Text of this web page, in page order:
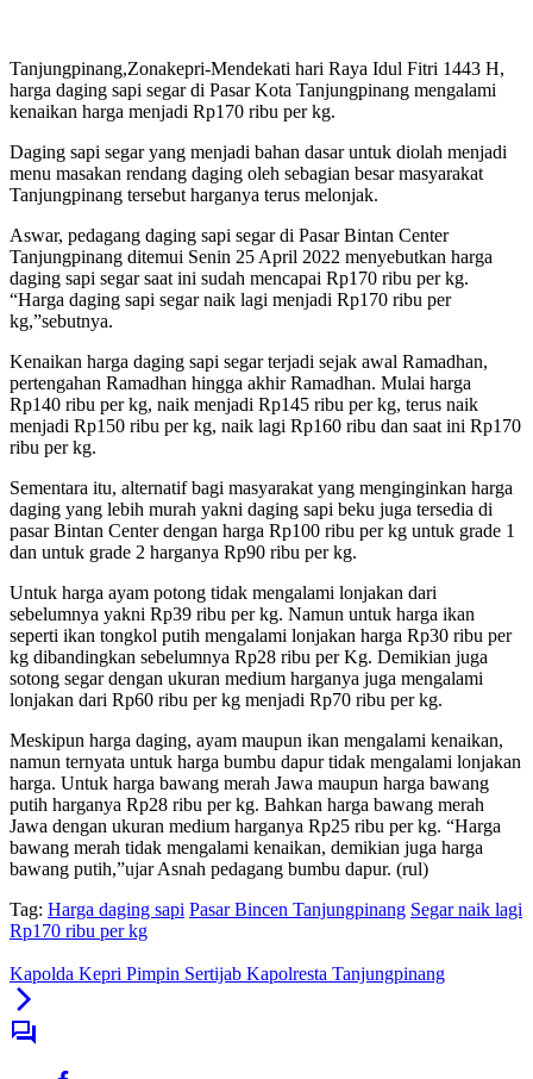
Tanjungpinang,Zonakepri-Mendekati hari Raya Idul Fitri 1443 H,
harga daging sapi segar di Pasar Kota Tanjungpinang mengalami
kenaikan harga menjadi Rp170 ribu per kg.
Daging sapi segar yang menjadi bahan dasar untuk diolah menjadi
menu masakan rendang daging oleh sebagian besar masyarakat
Tanjungpinang tersebut harganya terus melonjak.
Aswar, pedagang daging sapi segar di Pasar Bintan Center
Tanjungpinang ditemui Senin 25 April 2022 menyebutkan harga
daging sapi segar saat ini sudah mencapai Rp170 ribu per kg.
“Harga daging sapi segar naik lagi menjadi Rp170 ribu per
kg,”sebutnya.
Kenaikan harga daging sapi segar terjadi sejak awal Ramadhan,
pertengahan Ramadhan hingga akhir Ramadhan. Mulai harga
Rp140 ribu per kg, naik menjadi Rp145 ribu per kg, terus naik
menjadi Rp150 ribu per kg, naik lagi Rp160 ribu dan saat ini Rp170
ribu per kg.
Sementara itu, alternatif bagi masyarakat yang menginginkan harga
daging yang lebih murah yakni daging sapi beku juga tersedia di
pasar Bintan Center dengan harga Rp100 ribu per kg untuk grade 1
dan untuk grade 2 harganya Rp90 ribu per kg.
Untuk harga ayam potong tidak mengalami lonjakan dari
sebelumnya yakni Rp39 ribu per kg. Namun untuk harga ikan
seperti ikan tongkol putih mengalami lonjakan harga Rp30 ribu per
kg dibandingkan sebelumnya Rp28 ribu per Kg. Demikian juga
sotong segar dengan ukuran medium harganya juga mengalami
lonjakan dari Rp60 ribu per kg menjadi Rp70 ribu per kg.
Meskipun harga daging, ayam maupun ikan mengalami kenaikan,
namun ternyata untuk harga bumbu dapur tidak mengalami lonjakan
harga. Untuk harga bawang merah Jawa maupun harga bawang
putih harganya Rp28 ribu per kg. Bahkan harga bawang merah
Jawa dengan ukuran medium harganya Rp25 ribu per kg. “Harga
bawang merah tidak mengalami kenaikan, demikian juga harga
bawang putih,”ujar Asnah pedagang bumbu dapur. (rul)
Tag: Harga daging sapi Pasar Bincen Tanjungpinang Segar naik lagi
Rp170 ribu per kg
Kapolda Kepri Pimpin Sertijab Kapolresta Tanjungpinang